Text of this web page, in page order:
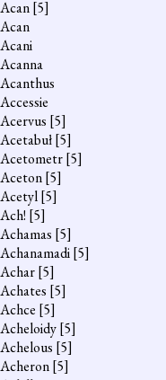
Acan[5]
Acan
Acani
Acanna
Acanthus
Accessie
Acervus [5]
Acetabuł[5]
Acetometr[5]
Aceton[5]
Acetyl[5]
Ach! [5]
Achamas [5]
Achanamadi[5]
Achar[5]
Achates [5]
Achce [5]
Acheloidy[5]
Achelous [5]
Acheron[5]